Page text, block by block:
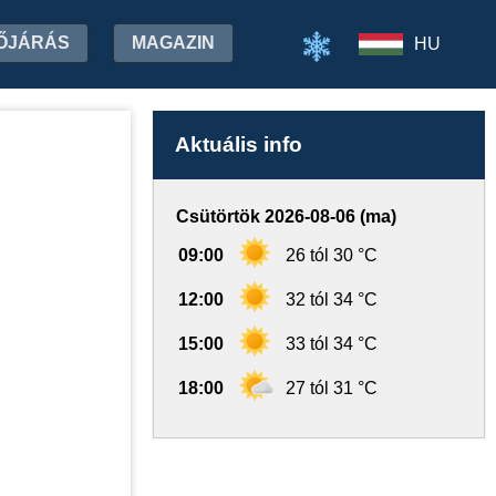
MAGAZIN HU
Aktuális info
Csütörtök 2026-08-06 (ma)
09:00 26 tól 30 °C
12:00 32 tól 34 °C
15:00 33 tól 34 °C
18:00 27 tól 31 °C